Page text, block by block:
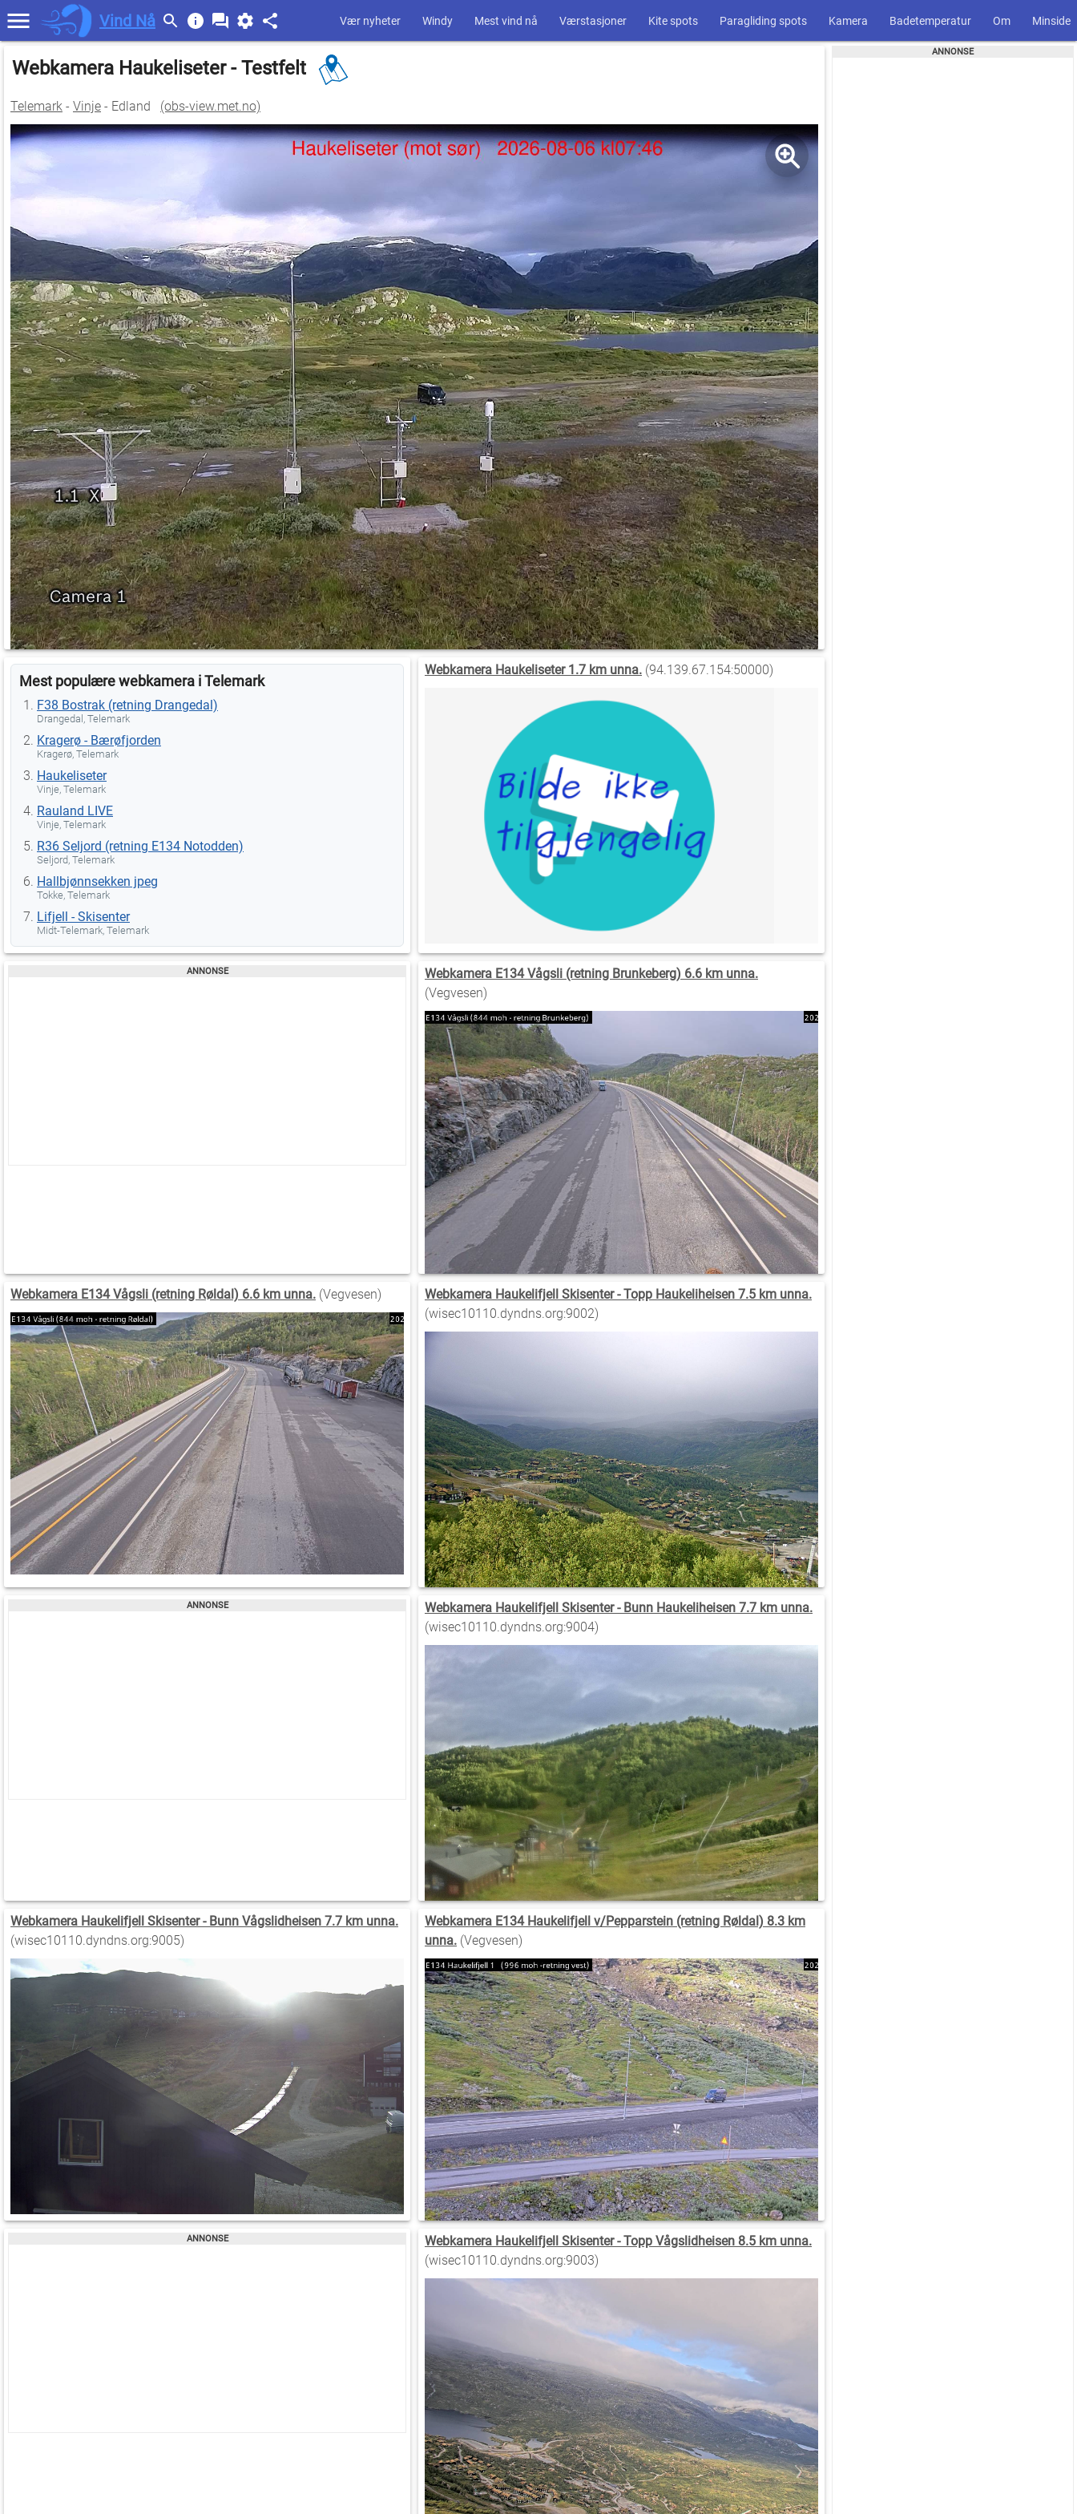
Vind Nå Vær nyheter Windy Mest vind nå Værstasjoner Kite spots Paragliding spots Kamera Badetemperatur Om Minside
Webkamera Haukeliseter - Testfelt
Telemark - Vinje - Edland (obs-view.met.no)
Mest populære webkamera i Telemark
F38 Bostrak (retning Drangedal)
Drangedal, Telemark
Kragerø - Bærøfjorden
Kragerø, Telemark
Haukeliseter
Vinje, Telemark
Rauland LIVE
Vinje, Telemark
R36 Seljord (retning E134 Notodden)
Seljord, Telemark
Hallbjønnsekken jpeg
Tokke, Telemark
Lifjell - Skisenter
Midt-Telemark, Telemark
Webkamera Haukeliseter 1.7 km unna. (94.139.67.154:50000)
Webkamera E134 Vågsli (retning Brunkeberg) 6.6 km unna.
(Vegvesen)
Webkamera E134 Vågsli (retning Røldal) 6.6 km unna. (Vegvesen)
Webkamera Haukelifjell Skisenter - Topp Haukeliheisen 7.5 km unna.
(wisec10110.dyndns.org:9002)
Webkamera Haukelifjell Skisenter - Bunn Haukeliheisen 7.7 km unna.
(wisec10110.dyndns.org:9004)
Webkamera Haukelifjell Skisenter - Bunn Vågslidheisen 7.7 km unna.
(wisec10110.dyndns.org:9005)
Webkamera E134 Haukelifjell v/Pepparstein (retning Røldal) 8.3 km
unna. (Vegvesen)
Webkamera Haukelifjell Skisenter - Topp Vågslidheisen 8.5 km unna.
(wisec10110.dyndns.org:9003)